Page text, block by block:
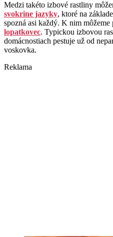
Medzi takéto izbové rastliny
svokrine jazyky, ktoré na
spozná asi každý. K nim
lopatkovec. Typickou izbovou
domácnostiach pestuje už od
voskovka.
Reklama